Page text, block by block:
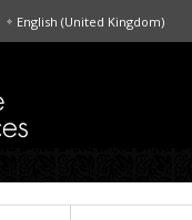
English (United Kingdom)